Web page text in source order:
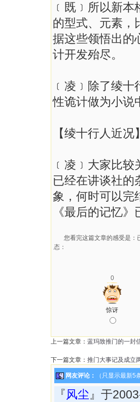
﹝既﹞所以新
的型式、元素，
据这些领悟出的
计开发殆尽。
﹝凌﹞除了绫
性诡计做为小说
【绫十行人近况】
﹝凌﹞大家比
已经在讲谈社的
象，何时可以完
《最后的记忆
您看完这篇文章的感受是：
态：
0
惊讶
上一篇文章： 蓝玛致推门的一封
下一篇文章： 推门大事记及成立
网友评论： （只显示最新
『风尘 』于